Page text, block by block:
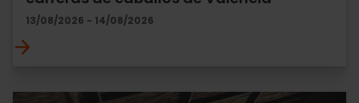
13/08/2026 - 14/08/2026